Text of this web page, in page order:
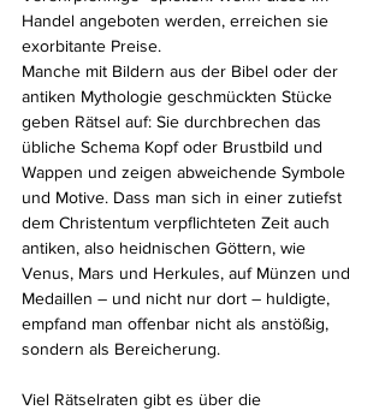
Handel angeboten werden, erreichen sie
exorbitante Preise.
Manche mit Bildern aus der Bibel oder der
antiken Mythologie geschmückten Stücke
geben Rätsel auf: Sie durchbrechen das
übliche Schema Kopf oder Brustbild und
Wappen und zeigen abweichende Symbole
und Motive. Dass man sich in einer zutiefst
dem Christentum verpflichteten Zeit auch
antiken, also heidnischen Göttern, wie
Venus, Mars und Herkules, auf Münzen und
Medaillen – und nicht nur dort – huldigte,
empfand man offenbar nicht als anstößig,
sondern als Bereicherung.
Viel Rätselraten gibt es über die